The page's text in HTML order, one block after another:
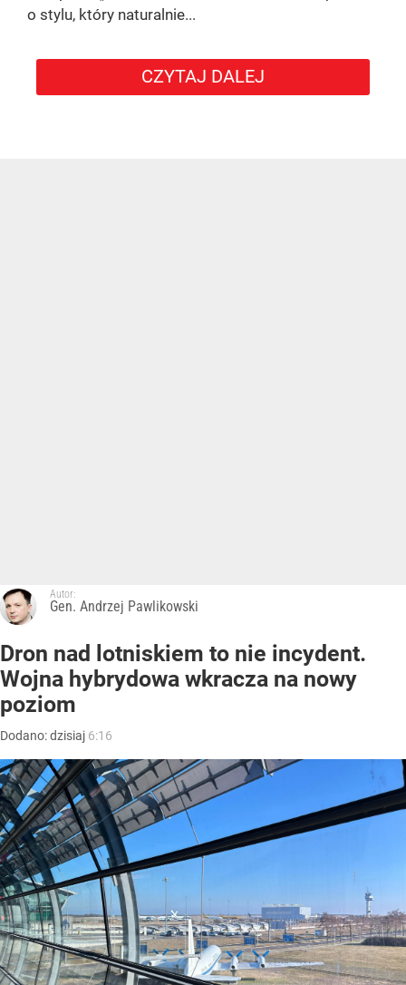
o stylu, który naturalnie...
CZYTAJ DALEJ
Autor:
Gen. Andrzej Pawlikowski
Dron nad lotniskiem to nie incydent.
Wojna hybrydowa wkracza na nowy
poziom
Dodano:dzisiaj 6:16